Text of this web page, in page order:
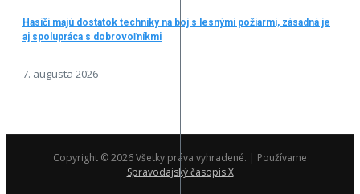
Hasiči majú dostatok techniky na boj s lesnými požiarmi, zásadná je
aj spolupráca s dobrovoľníkmi
7. augusta 2026
Copyright © 2026 Všetky práva vyhradené. | Používame
Spravodajský časopis X